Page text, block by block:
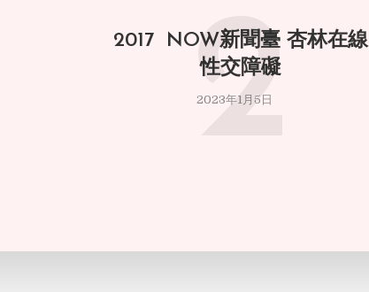
2017 NOW新聞臺 杏林在線
性交障礙
2023年1月5日
2